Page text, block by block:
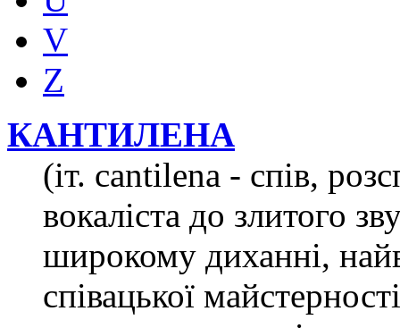
V
Z
КАНТИЛЕНА
(іт. cantilena - спів,
вокаліста до злитого
широкому диханні,
співацької